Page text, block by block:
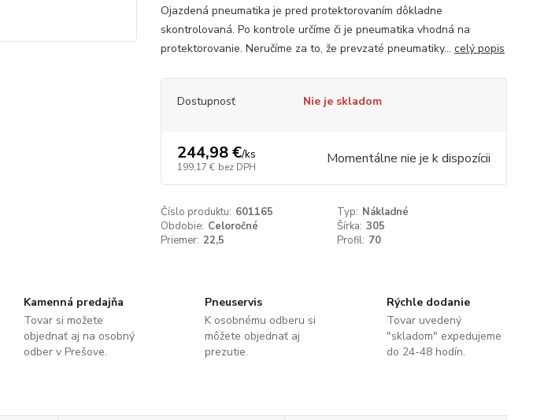
Ojazdená pneumatika je pred protektorovaním dôkladne
skontrolovaná. Po kontrole určíme či je pneumatika vhodná na
protektorovanie. Neručíme za to, že prevzaté pneumatiky... celý popis
Dostupnosť Nie je skladom
244,98 €/ks
199,17 € bez DPH Momentálne nie je k dispozícii
Číslo produktu: 601165 Typ: Nákladné
Obdobie: Celoročné Šírka: 305
Priemer: 22,5 Profil: 70
Kamenná predajňa
Tovar si možete
objednať aj na osobný
odber v Prešove.
Pneuservis
K osobnému odberu si
môžete objednať aj
prezutie.
Rýchle dodanie
Tovar uvedený
"skladom" expedujeme
do 24-48 hodín.